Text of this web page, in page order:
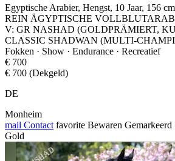
Egyptische Arabier, Hengst, 10 Jaar, 156
REIN ÄGYPTISCHE
V: GR NASHAD (GOLDPRÄMIERT,
CLASSIC SHADWAN (MULTI-
Fokken · Show · Endurance · Recreatief
€ 700
€ 700 (Dekgeld)
DE
Monheim
mail Contact favorite Bewaren Gemarkeerd
Gold